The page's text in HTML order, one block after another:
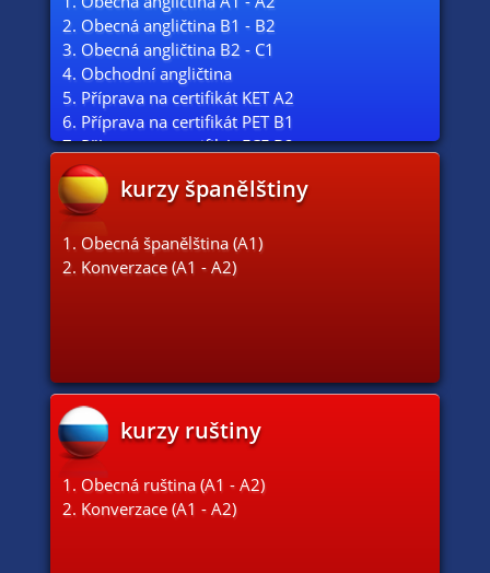
2. Obecná angličtina B1 - B2
3. Obecná angličtina B2 - C1
4. Obchodní angličtina
5. Příprava na certifikát KET A2
6. Příprava na certifikát PET B1
7. Příprava na certifikát FCE B2
8. Příprava na certifikát CAE C1
9. Konverzace A2 - C1
kurzy španělštiny
1. Obecná španělština (A1)
2. Konverzace (A1 - A2)
kurzy ruštiny
1. Obecná ruština (A1 - A2)
2. Konverzace (A1 - A2)